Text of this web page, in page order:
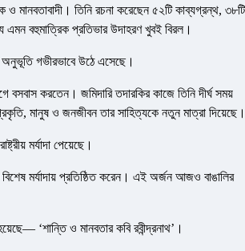
ও মানবতাবাদী। তিনি রচনা করেছেন ৫২টি কাব্যগ্রন্থ, ৩৮টি
এমন বহুমাত্রিক প্রতিভার উদাহরণ খুবই বিরল।
অনুভূতি গভীরভাবে উঠে এসেছে।
বসবাস করতেন। জমিদারি তদারকির কাজে তিনি দীর্ঘ সময়
মানুষ ও জনজীবন তার সাহিত্যকে নতুন মাত্রা দিয়েছে।
মর্যাদা পেয়েছে।
মর্যাদায় প্রতিষ্ঠিত করেন। এই অর্জন আজও বাঙালির
‘শান্তি ও মানবতার কবি রবীন্দ্রনাথ’।